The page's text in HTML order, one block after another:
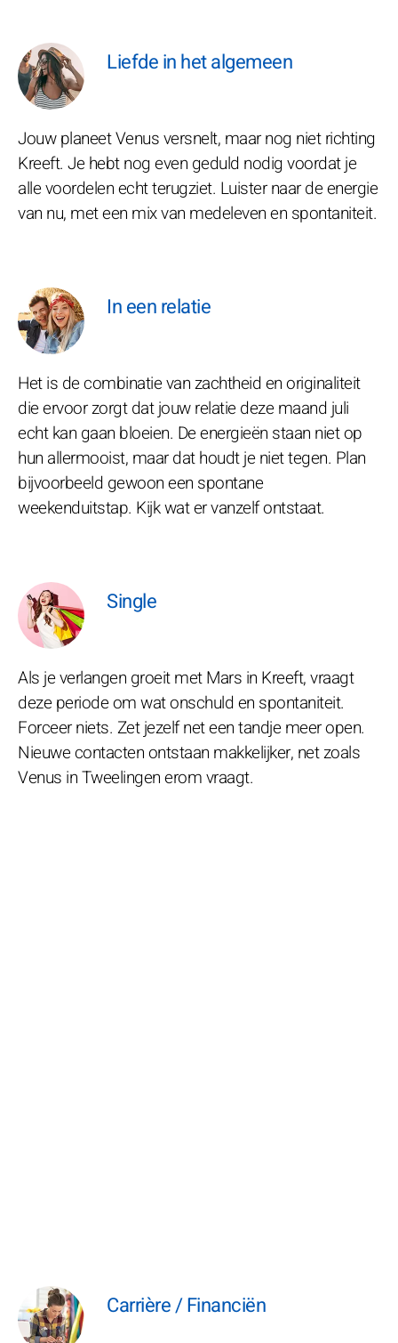
Liefde in het algemeen
Jouw planeet Venus versnelt, maar nog niet richting
Kreeft. Je hebt nog even geduld nodig voordat je
alle voordelen echt terugziet. Luister naar de energie
van nu, met een mix van medeleven en spontaniteit.
In een relatie
Het is de combinatie van zachtheid en originaliteit
die ervoor zorgt dat jouw relatie deze maand juli
echt kan gaan bloeien. De energieën staan niet op
hun allermooist, maar dat houdt je niet tegen. Plan
bijvoorbeeld gewoon een spontane
weekenduitstap. Kijk wat er vanzelf ontstaat.
Single
Als je verlangen groeit met Mars in Kreeft, vraagt
deze periode om wat onschuld en spontaniteit.
Forceer niets. Zet jezelf net een tandje meer open.
Nieuwe contacten ontstaan makkelijker, net zoals
Venus in Tweelingen erom vraagt.
Carrière / Financiën